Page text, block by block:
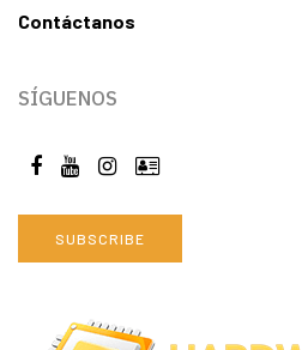
Contáctanos
SÍGUENOS
SUBSCRIBE